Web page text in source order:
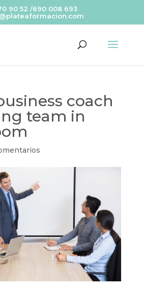
90 52 /690 008 693
coach
team in